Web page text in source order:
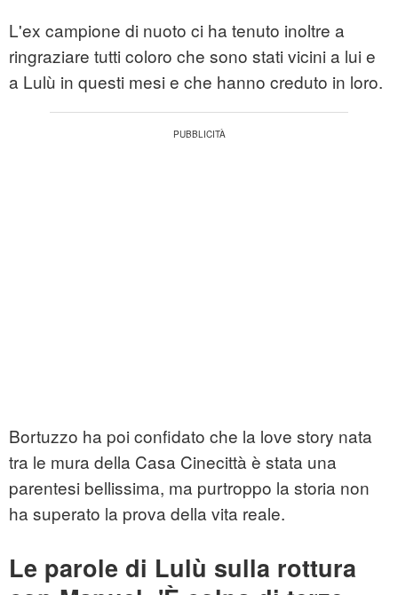
L'ex campione di nuoto ci ha tenuto inoltre a
ringraziare tutti coloro che sono stati vicini a lui e
a Lulù in questi mesi e che hanno creduto in loro.
Bortuzzo ha poi confidato che la love story nata
tra le mura della Casa Cinecittà è stata una
parentesi bellissima, ma purtroppo la storia non
ha superato la prova della vita reale.
Le parole di Lulù sulla rottura